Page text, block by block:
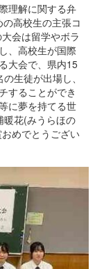
理解に関する弁
高校生の主張コ
会は留学やボラ
、高校生が国際
大会で、県内15
生徒が出場し、
することができ
に夢を持てる世
花(みうらほの
めでとうござい